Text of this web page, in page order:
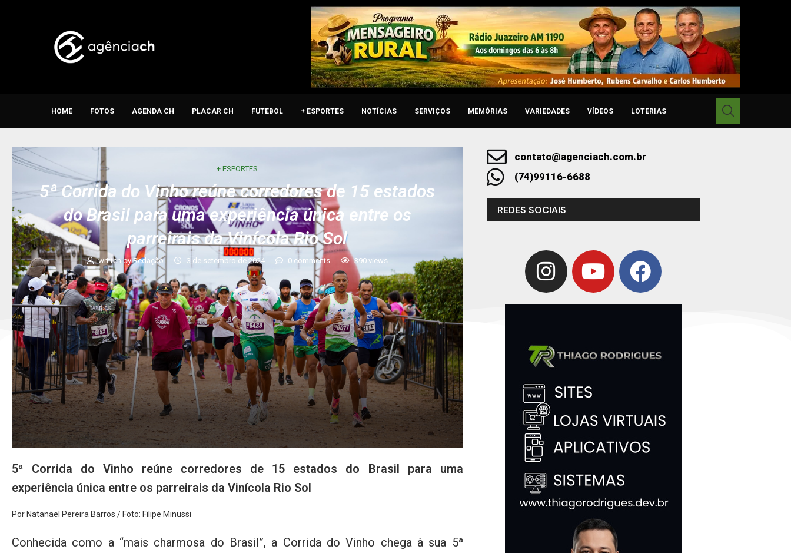
HOME FOTOS AGENDA CH PLACAR CH FUTEBOL + ESPORTES NOTÍCIAS SERVIÇOS MEMÓRIAS VARIEDADES VÍDEOS LOTERIAS
+ ESPORTES
5ª Corrida do Vinho reúne corredores de 15 estados
do Brasil para uma experiência única entre os
parreirais da Vinícola Rio Sol
written byRedação 3 de setembro de 2024 0 comments 390views
5ª Corrida do Vinho reúne corredores de 15 estados do Brasil para uma
experiência única entre os parreirais da Vinícola Rio Sol
Por Natanael Pereira Barros / Foto: Filipe Minussi
Conhecida como a “mais charmosa do Brasil”, a Corrida do Vinho chega à sua 5ª
contato@agenciach.com.br
(74)99116-6688
REDES SOCIAIS